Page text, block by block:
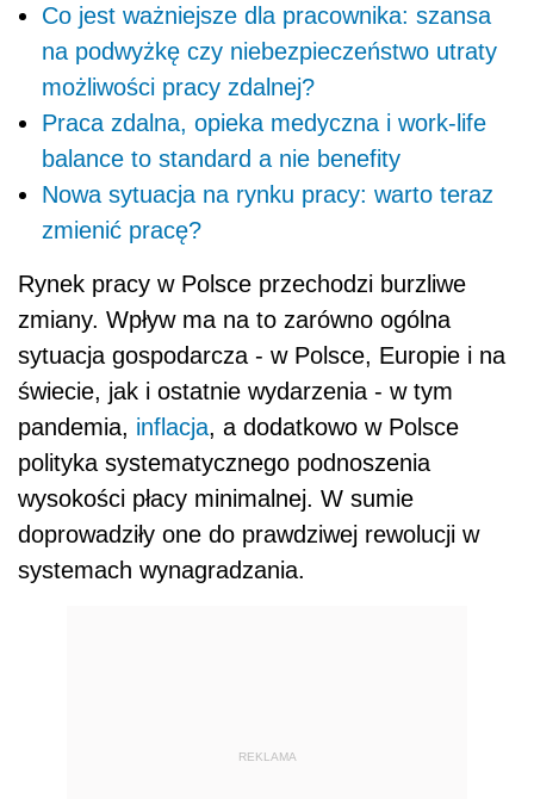
Co jest ważniejsze dla pracownika: szansa
na podwyżkę czy niebezpieczeństwo utraty
możliwości pracy zdalnej?
Praca zdalna, opieka medyczna i work-life
balance to standard a nie benefity
Nowa sytuacja na rynku pracy: warto teraz
zmienić pracę?
Rynek pracy w Polsce przechodzi burzliwe
zmiany. Wpływ ma na to zarówno ogólna
sytuacja gospodarcza - w Polsce, Europie i na
świecie, jak i ostatnie wydarzenia - w tym
pandemia, inflacja, a dodatkowo w Polsce
polityka systematycznego podnoszenia
wysokości płacy minimalnej. W sumie
doprowadziły one do prawdziwej rewolucji w
systemach wynagradzania.
REKLAMA